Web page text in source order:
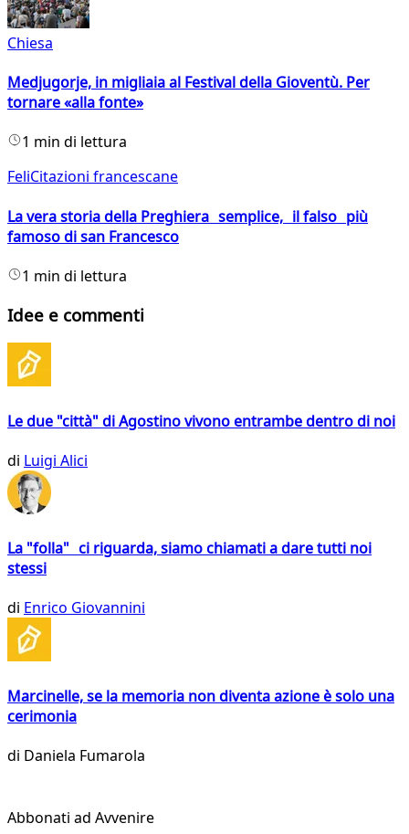
Chiesa
Medjugorje, in migliaia al Festival della Gioventù. Per
tornare «alla fonte»
1 min di lettura
FeliCitazioni francescane
La vera storia della Preghiera semplice, il falso più
famoso di san Francesco
1 min di lettura
Idee e commenti
Le due "città" di Agostino vivono entrambe dentro di noi
di Luigi Alici
La "folla" ci riguarda, siamo chiamati a dare tutti noi
stessi
di Enrico Giovannini
Marcinelle, se la memoria non diventa azione è solo una
cerimonia
di Daniela Fumarola
Abbonati ad Avvenire